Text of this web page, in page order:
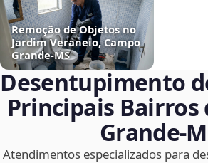
Remoção de Objetos no
Jardim Veraneio, Campo
Grande‑MS
Desentupimento
Principais Bairros
Atendimentos especializados para